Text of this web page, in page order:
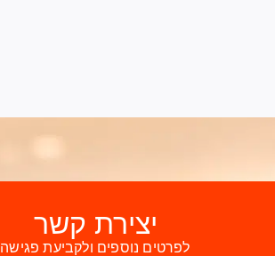
יצירת קשר
לפרטים נוספים ולקביעת פגישה